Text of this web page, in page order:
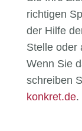
richtigen
der Hilfe
Stelle oder
Wenn Sie
schreiben
konkret.de.